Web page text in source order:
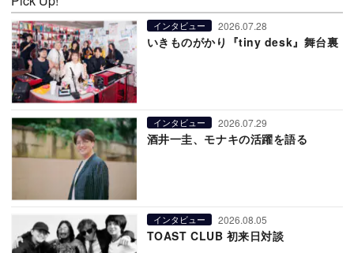
インタビュー 2026.07.28
いきものがかり『tiny desk』舞台裏
インタビュー 2026.07.29
酒井一圭、モナキの活躍を語る
インタビュー 2026.08.05
TOAST CLUB 初来日対談